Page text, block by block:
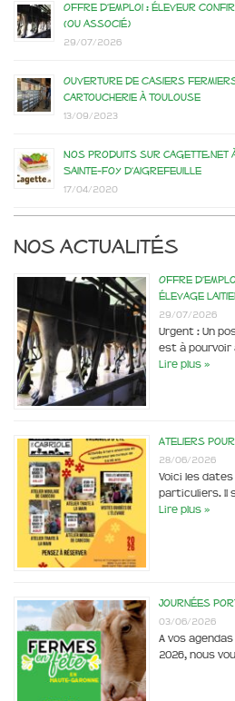
Offre d’emploi : éleveur
(ou associé)
29/07/2026
Ouverture de casiers
Cartoucherie à Toulouse
13/09/2023
Nos produits sur Cagette.net
Sainte-Foy d’Aigrefeuille
17/04/2020
Nos actualités
Offre
élevage
29/07/2026
Urgent : Un
est à pourvoir
Lire plus »
Ateliers pour
28/06/2026
Voici les
particuliers. Il
Lire plus »
Journées
03/06/2026
A vos
2026, nous